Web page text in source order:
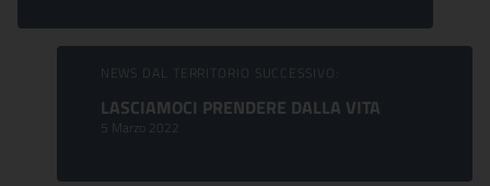
NEWS DAL TERRITORIO SUCCESSIVO:
LASCIAMOCI PRENDERE DALLA VITA
5 Marzo 2022